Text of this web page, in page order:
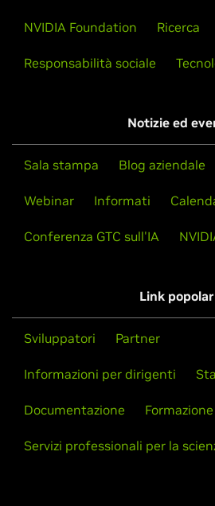
NVIDIA Foundation Ricerca
Responsabilità sociale
Notizie ed
Sala stampa Blog aziendale
Webinar Informati
Conferenza GTC sull'IA
Link
Sviluppatori Partner
Informazioni per dirigenti
Documentazione
Servizi professionali per la